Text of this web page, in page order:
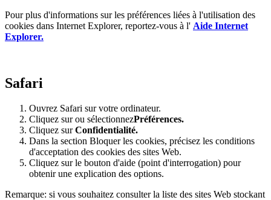
Pour plus d'informations sur les préférences liées à l'utilisation des
cookies dans Internet Explorer, reportez-vous à l' Aide Internet
Explorer.
Safari
Ouvrez Safari sur votre ordinateur.
Cliquez sur ou sélectionnezPréférences.
Cliquez surConfidentialité.
Dans la section Bloquer les cookies, précisez les conditions
d'acceptation des cookies des sites Web.
Cliquez sur le bouton d'aide (point d'interrogation) pour
obtenir une explication des options.
Remarque: si vous souhaitez consulter la liste des sites Web stockant